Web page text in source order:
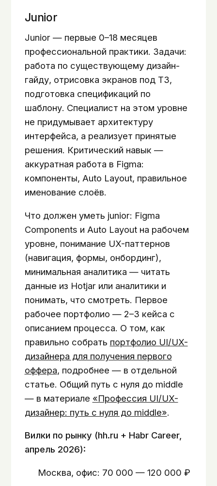
Junior
Junior — первые 0–18 месяцев
профессиональной практики. Задачи:
работа по существующему дизайн-
гайду, отрисовка экранов под ТЗ,
подготовка спецификаций по
шаблону. Специалист на этом уровне
не придумывает архитектуру
интерфейса, а реализует принятые
решения. Критический навык —
аккуратная работа в Figma:
компоненты, Auto Layout, правильное
именование слоёв.
Что должен уметь junior: Figma
Components и Auto Layout на рабочем
уровне, понимание UX-паттернов
(навигация, формы, онбординг),
минимальная аналитика — читать
данные из Hotjar или аналитики и
понимать, что смотреть. Первое
рабочее портфолио — 2–3 кейса с
описанием процесса. О том, как
правильно собрать портфолио UI/UX-
дизайнера для получения первого
оффера, подробнее — в отдельной
статье. Общий путь с нуля до middle
— в материале «Профессия UI/UX-
дизайнер: путь с нуля до middle».
Вилки по рынку (hh.ru + Habr Career,
апрель 2026):
Москва, офис: 70 000 — 120 000 ₽